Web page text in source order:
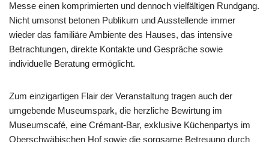
Messe einen komprimierten und dennoch vielfältigen Rundgang.
Nicht umsonst betonen Publikum und Ausstellende immer
wieder das familiäre Ambiente des Hauses, das intensive
Betrachtungen, direkte Kontakte und Gespräche sowie
individuelle Beratung ermöglicht.
Zum einzigartigen Flair der Veranstaltung tragen auch der
umgebende Museumspark, die herzliche Bewirtung im
Museumscafé, eine Crémant-Bar, exklusive Küchenpartys im
Oberschwäbischen Hof sowie die sorgsame Betreuung durch